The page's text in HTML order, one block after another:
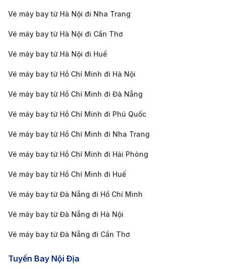
Station, Zhongguancun với sân bay. Thời gian di
chuyển từ 60–90 phút, giá vé khoảng 20–30 CNY
(~70.000 – 100.000 VNĐ).
Hướng dẫn cách di chuyển từ sân bay Nội
Bài về trung tâm thành phố Hà Nội
Hà Nội khoảng 27 km về phía Bắc, thời gian di chuyển
từ 35 đến 50 phút tùy theo phương tiện và khung giờ.
Dưới đây là các cách phổ biến nhất:
Taxi và xe công nghệ: Đây là phương án nhanh và
hoặc về muộn. Giá cước từ 250.000 – 400.000
VNĐ tùy loại xe và thời điểm. Các ứng dụng như
Grab, Be, Gojek hoạt động ổn định tại đây.
nối trung tâm Hà Nội từ ga Hà Nội, qua Nhà hát
Vé máy bay từ Hà Nội đi Nha Trang
Vé máy bay từ Hà Nội đi Cần Thơ
Vé máy bay từ Hà Nội đi Huế
Vé máy bay từ Hồ Chí Minh đi Hà Nội
Vé máy bay từ Hồ Chí Minh đi Đà Nẵng
Vé máy bay từ Hồ Chí Minh đi Phú Quốc
Vé máy bay từ Hồ Chí Minh đi Nha Trang
Vé máy bay từ Hồ Chí Minh đi Hải Phòng
Vé máy bay từ Hồ Chí Minh đi Huế
Vé máy bay từ Đà Nẵng đi Hồ Chí Minh
Vé máy bay từ Đà Nẵng đi Hà Nội
Vé máy bay từ Đà Nẵng đi Cần Thơ
Tuyến Bay Nội Địa